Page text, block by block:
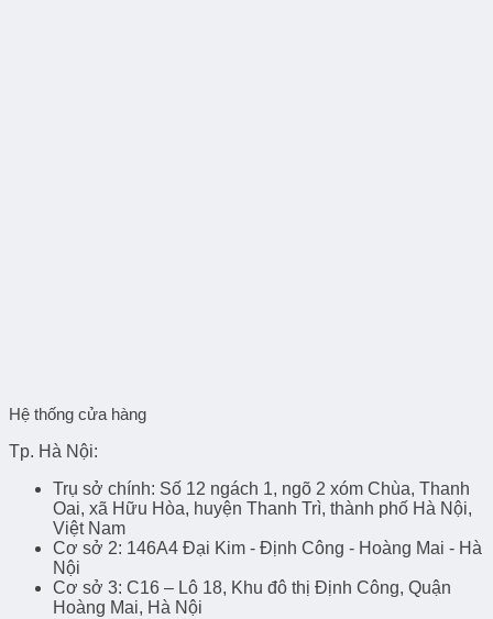
Hệ thống cửa hàng
Tp. Hà Nội:
Trụ sở chính: Số 12 ngách 1, ngõ 2 xóm Chùa, Thanh
Oai, xã Hữu Hòa, huyện Thanh Trì, thành phố Hà Nội,
Việt Nam
Cơ sở 2: 146A4 Đại Kim - Định Công - Hoàng Mai - Hà
Nội
Cơ sở 3: C16 – Lô 18, Khu đô thị Định Công, Quận
Hoàng Mai, Hà Nội